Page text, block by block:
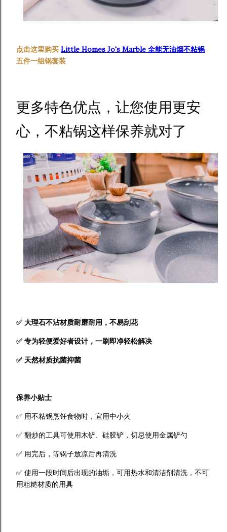
点击这里购买 Little Homes Jo's Marble 全能无油烟不粘锅
五件一组锅套装
更多特色优点，让您使用更安
心，不粘锅这样保养就对了
✅ 大理石不沾材质耐磨耐用，不易刮花
✅ 专为轻便爱好者设计，一刷即净轻松解决
✅ 天然材质抗菌抑菌
保养小贴士
✅ 用不粘锅烹饪食物时，宜用中小火
✅ 翻炒的工具可使用木铲、硅胶铲，切忌使用金属铲勺
✅ 用完后，等锅子放凉后再清洗
✅ 使用一段时间后出现的油垢，可用热水和清洁剂清洗，不可
用粗糙材质的用具